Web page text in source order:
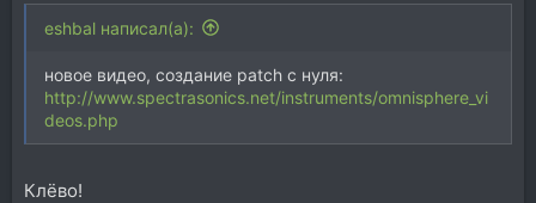
eshbal написал(а):
новое видео, создание patch с нуля:
http://www.spectrasonics.net/instruments/omnisphere_vi
deos.php
Клёво!